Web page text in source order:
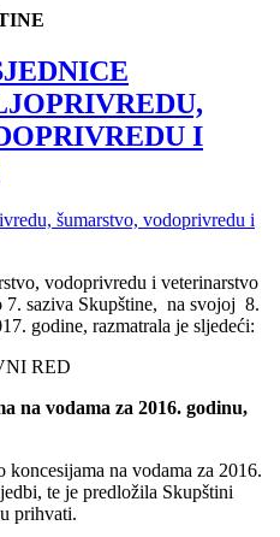
I
šumarstvo, vodoprivredu i
vodoprivredu i veterinarstvo
7. saziva Skupštine, na svojoj 8.
godine, razmatrala je sljedeći:
RED
na vodama za 2016. godinu,
na vodama za 2016.
te je predložila Skupštini
prihvati.